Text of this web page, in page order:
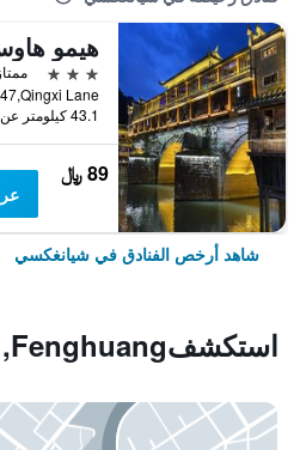
هيمو
3 نجوم
ممتاز 8.7
43.1 كيلومتر عن وسط المدينة
89 ﷼
شاهد أرخص الفنادق في شيانغكسي
استكشفFenghuang, شيانغكسي